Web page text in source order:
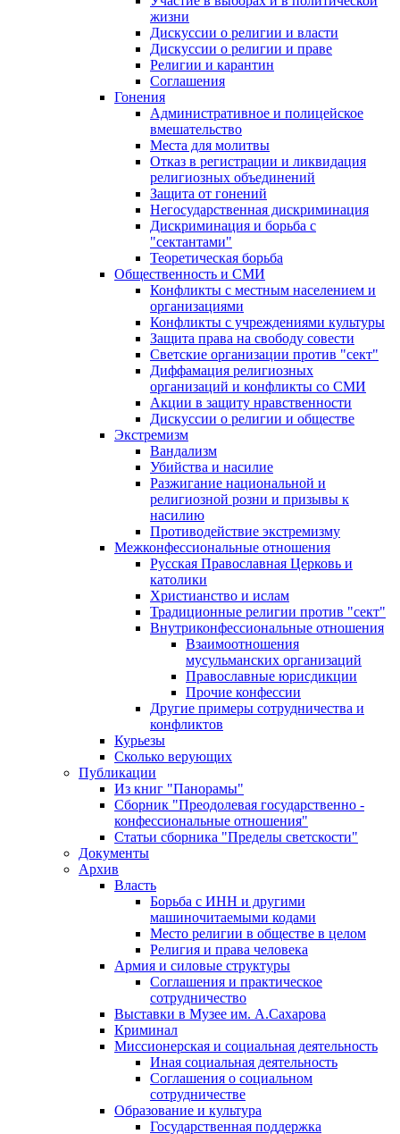
жизни
Дискуссии о религии и власти
Дискуссии о религии и праве
Религии и карантин
Соглашения
Гонения
Административное и полицейское
вмешательство
Места для молитвы
Отказ в регистрации и ликвидация
религиозных объединений
Защита от гонений
Негосударственная дискриминация
Дискриминация и борьба с
"сектантами"
Теоретическая борьба
Общественность и СМИ
Конфликты с местным населением и
организациями
Конфликты с учреждениями культуры
Защита права на свободу совести
Светские организации против "сект"
Диффамация религиозных
организаций и конфликты со СМИ
Акции в защиту нравственности
Дискуссии о религии и обществе
Экстремизм
Вандализм
Убийства и насилие
Разжигание национальной и
религиозной розни и призывы к
насилию
Противодействие экстремизму
Межконфессиональные отношения
Русская Православная Церковь и
католики
Христианство и ислам
Традиционные религии против "сект"
Внутриконфессиональные отношения
Взаимоотношения
мусульманских организаций
Православные юрисдикции
Прочие конфессии
Другие примеры сотрудничества и
конфликтов
Курьезы
Сколько верующих
Публикации
Из книг "Панорамы"
Сборник "Преодолевая государственно -
конфессиональные отношения"
Статьи сборника "Пределы светскости"
Документы
Архив
Власть
Борьба с ИНН и другими
машиночитаемыми кодами
Место религии в обществе в целом
Религия и права человека
Армия и силовые структуры
Соглашения и практическое
сотрудничество
Выставки в Музее им. А.Сахарова
Криминал
Миссионерская и социальная деятельность
Иная социальная деятельность
Соглашения о социальном
сотрудничестве
Образование и культура
Государственная поддержка